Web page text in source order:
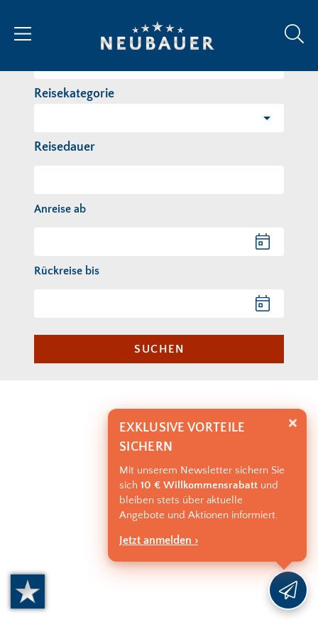
Reisekategorie
Reisedauer
Anreise ab
Rückreise bis
SUCHEN
EXKLUSIVE VORTEILE
SICHERN
Mit unserem Newsletter sichern Sie
sich 10 € Willkommensrabatt und
bleiben stets über aktuelle
Angebote und Aktionen informiert.
Jetzt anmelden ›